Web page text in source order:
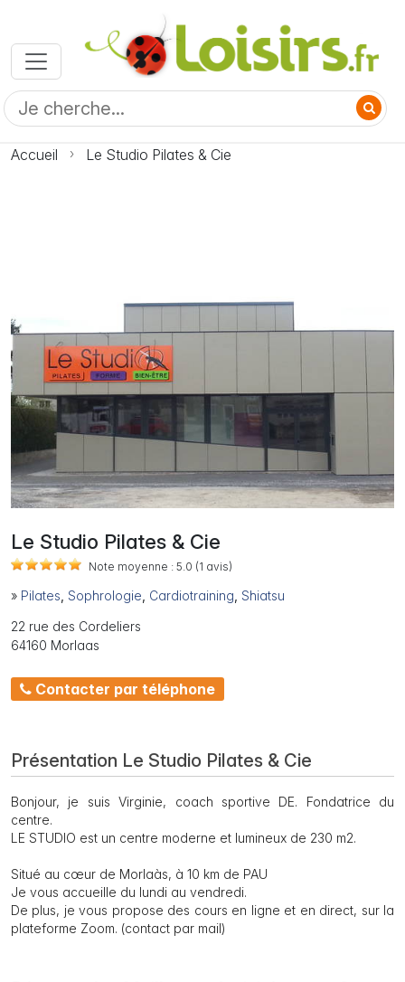
Accueil Le Studio Pilates & Cie
Le Studio Pilates & Cie
Note moyenne : 5.0 (1 avis)
» Pilates Sophrologie Cardiotraining Shiatsu
22 rue des Cordeliers
64160 Morlaas
Contacter par téléphone
Présentation Le Studio Pilates & Cie
Bonjour, je suis Virginie, coach sportive DE. Fondatrice du
centre.
LE STUDIO est un centre moderne et lumineux de 230 m2.
Situé au cœur de Morlaàs, à 10 km de PAU
Je vous accueille du lundi au vendredi.
De plus, je vous propose des cours en ligne et en direct, sur la
plateforme Zoom. (contact par mail)